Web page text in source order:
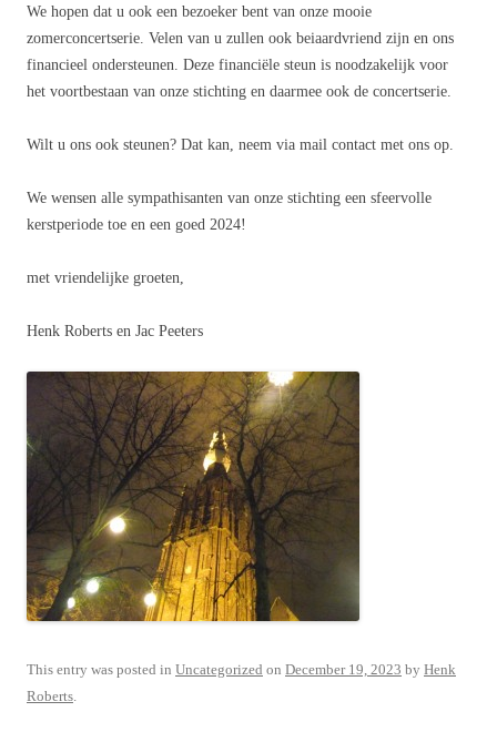
We hopen dat u ook een bezoeker bent van onze mooie
zomerconcertserie. Velen van u zullen ook beiaardvriend zijn en ons
financieel ondersteunen. Deze financiële steun is noodzakelijk voor
het voortbestaan van onze stichting en daarmee ook de concertserie.
Wilt u ons ook steunen? Dat kan, neem via mail contact met ons op.
We wensen alle sympathisanten van onze stichting een sfeervolle
kerstperiode toe en een goed 2024!
met vriendelijke groeten,
Henk Roberts en Jac Peeters
This entry was posted in Uncategorized on December 19, 2023 by Henk
Roberts